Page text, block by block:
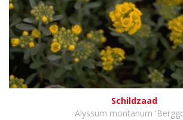
Schildzaad
Alyssum montanum